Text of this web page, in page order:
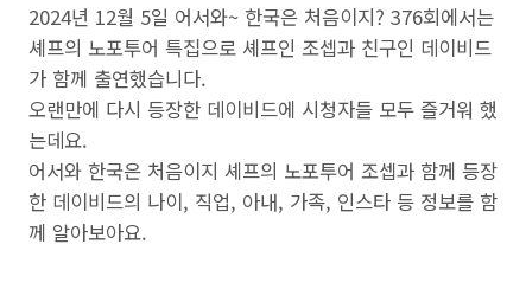
2024년 12월 5일 어서와~ 한국은 처음이지? 376회에서는
셰프의 노포투어 특집으로 셰프인 조셉과 친구인 데이비드
가 함께 출연했습니다.
오랜만에 다시 등장한 데이비드에 시청자들 모두 즐거워 했
는데요.
어서와 한국은 처음이지 셰프의 노포투어 조셉과 함께 등장
한 데이비드의 나이, 직업, 아내, 가족, 인스타 등 정보를 함
께 알아보아요.